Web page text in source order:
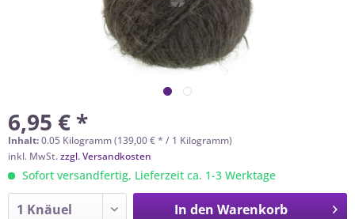
6,95 € *
Inhalt:0.05 Kilogramm (139,00 € * / 1 Kilogramm)
inkl. MwSt.zzgl. Versandkosten
Sofort versandfertig, Lieferzeit ca. 1-3 Werktage
In den Warenkorb